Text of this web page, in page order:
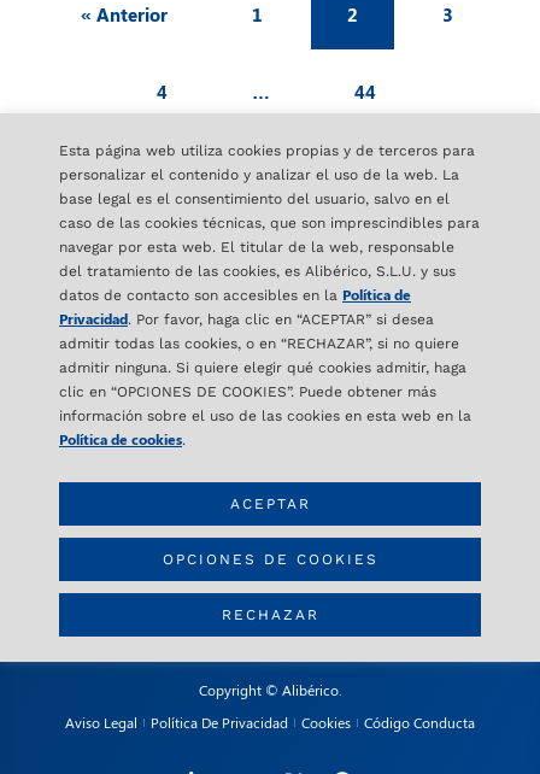
Esta página web utiliza cookies propias y de terceros para
personalizar el contenido y analizar el uso de la web. La
base legal es el consentimiento del usuario, salvo en el
caso de las cookies técnicas, que son imprescindibles para
navegar por esta web. El titular de la web, responsable
del tratamiento de las cookies, es Alibérico, S.L.U. y sus
datos de contacto son accesibles en la Política de
Privacidad. Por favor, haga clic en “ACEPTAR” si desea
admitir todas las cookies, o en “RECHAZAR”, si no quiere
admitir ninguna. Si quiere elegir qué cookies admitir, haga
clic en “OPCIONES DE COOKIES”. Puede obtener más
información sobre el uso de las cookies en esta web en la
Política de cookies.
OPCIONES DE COOKIES
RECHAZAR
ACEPTAR
« Anterior 1 2 3
4 … 44
Siguiente »
ALIBÉRICO
C/ Orense 16- 2ª Planta
28020 Madrid – SPAIN
CONTACTO
info@aliberico.com
+34 91 417 69 07
Copyright © Alibérico.
Aviso Legal
Política De Privacidad Cookies Código Conducta